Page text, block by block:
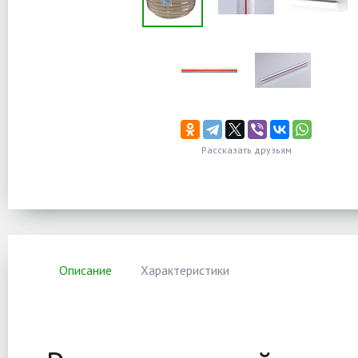
Рассказать друзьям
Описание Характеристики